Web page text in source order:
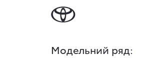
Модельний ряд: